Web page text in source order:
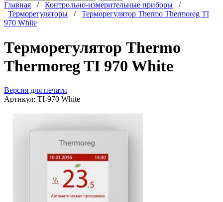
Главная / Контрольно-измерительные приборы /
Терморегуляторы / Терморегулятор Thermo Thermoreg TI
970 White
Терморегулятор Thermo
Thermoreg TI 970 White
Версия для печати
Артикул: TI-970 White